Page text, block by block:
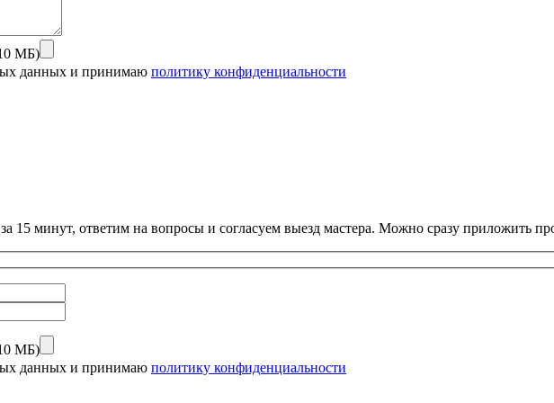
МБ)
данных и принимаю политику конфиденциальности
15 минут, ответим на вопросы и согласуем выезд мастера. Можно сразу приложить
МБ)
данных и принимаю политику конфиденциальности